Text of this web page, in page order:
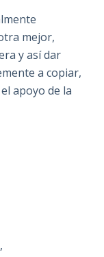
mejor,
y así dar
a copiar,
apoyo de la